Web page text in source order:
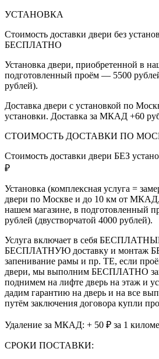
УСТАНОВКА
Стоимость доставки двери без
БЕСПЛАТНО
Установка двери, приобретенной в
подготовленный проём — 5500
рублей).
Доставка двери с установкой по
установки. Доставка за МКАД +60
СТОИМОСТЬ ДОСТАВКИ ПО
Стоимость доставки двери БЕЗ
₽
Установка (комплексная услуга =
двери по Москве и до 10 км от
нашем магазине, в подготовленный
рублей (двустворчатой 4000 рублей).
Услуга включает в себя
БЕСПЛАТНУЮ доставку и монтаж
запенивание рамы и пр. ТЕ, если
двери, мы выполним БЕСПЛАТНО
поднимем на лифте дверь на этаж и
дадим гарантию на дверь и на все
путём заключения договора купли
Удаление за МКАД: + 50 ₽ за 1
СРОКИ ПОСТАВКИ: